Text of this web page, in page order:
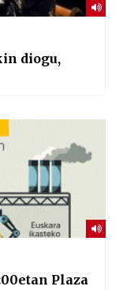
diogu,
Plaza